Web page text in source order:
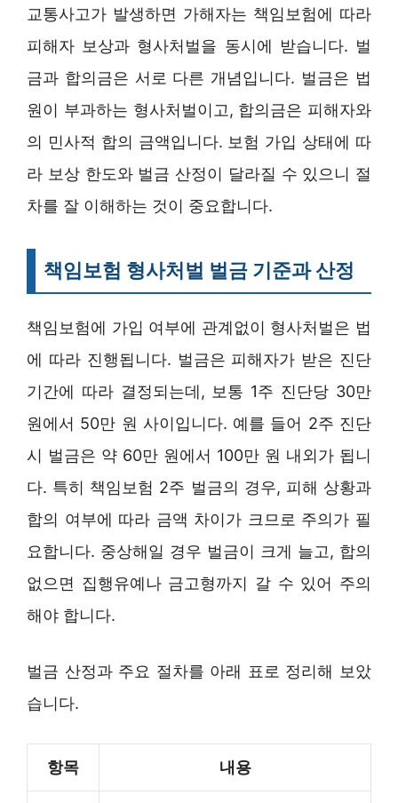
교통사고가 발생하면 가해자는 책임보험에 따라
피해자 보상과 형사처벌을 동시에 받습니다. 벌
금과 합의금은 서로 다른 개념입니다. 벌금은 법
원이 부과하는 형사처벌이고, 합의금은 피해자와
의 민사적 합의 금액입니다. 보험 가입 상태에 따
라 보상 한도와 벌금 산정이 달라질 수 있으니 절
차를 잘 이해하는 것이 중요합니다.
책임보험 형사처벌 벌금 기준과 산정
책임보험에 가입 여부에 관계없이 형사처벌은 법
에 따라 진행됩니다. 벌금은 피해자가 받은 진단
기간에 따라 결정되는데, 보통 1주 진단당 30만
원에서 50만 원 사이입니다. 예를 들어 2주 진단
시 벌금은 약 60만 원에서 100만 원 내외가 됩니
다. 특히 책임보험 2주 벌금의 경우, 피해 상황과
합의 여부에 따라 금액 차이가 크므로 주의가 필
요합니다. 중상해일 경우 벌금이 크게 늘고, 합의
없으면 집행유예나 금고형까지 갈 수 있어 주의
해야 합니다.
벌금 산정과 주요 절차를 아래 표로 정리해 보았
습니다.
항목 내용